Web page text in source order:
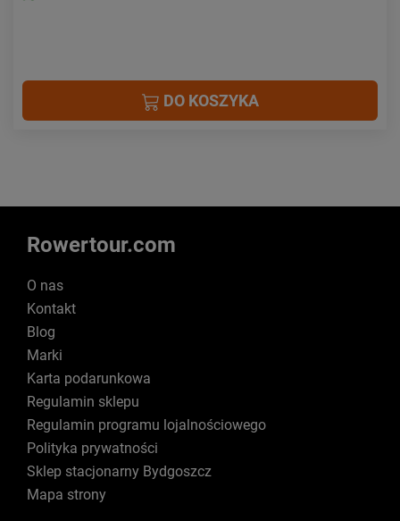
DO KOSZYKA
Rowertour.com
O nas
Kontakt
Blog
Marki
Karta podarunkowa
Regulamin sklepu
Regulamin programu lojalnościowego
Polityka prywatności
Sklep stacjonarny Bydgoszcz
Mapa strony